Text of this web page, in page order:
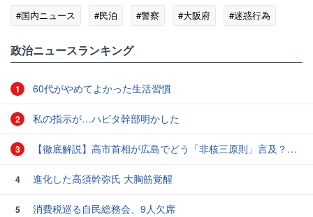
#国内ニュース #民泊 #警察 #大阪府 #迷惑行為
政治ニュースランキング
1 60代がやめてよかった生活習慣
2 私の指示が…ハビタ幹部明かした
3 【徹底解説】高市首相が広島でどう「非核三原則」言及？現状にとどめ将来は明言せず 著書では「邪魔になる」と主張
4 進化した高須幹弥氏 大胸筋覚醒
5
消費税巡る自民総務会、9人欠席